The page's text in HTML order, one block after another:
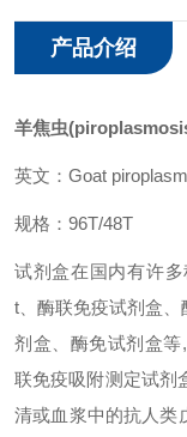
产品介绍
羊焦虫
英文： Goat
规格： 96T/48T
试剂盒在国内有许
t 、酶联免疫试剂盒
剂盒、酶免试剂盒等,
联免疫吸附测定试剂
清或血浆中的抗人类